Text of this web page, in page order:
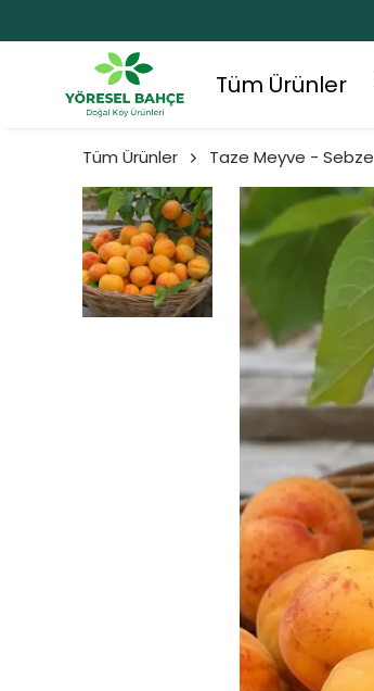
Tüm Ürünler
Tüm Ürünler Taze Meyve - Sebze